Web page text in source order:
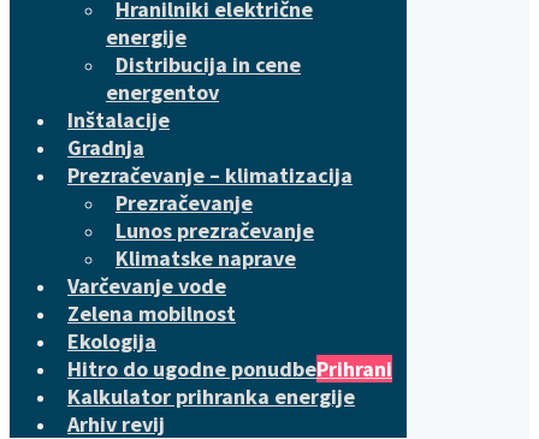
Hranilniki električne
energije
Distribucija in cene
energentov
Inštalacije
Gradnja
Prezračevanje – klimatizacija
Prezračevanje
Lunos prezračevanje
Klimatske naprave
Varčevanje vode
Zelena mobilnost
Ekologija
Hitro do ugodne ponudbePrihrani
Kalkulator prihranka energije
Arhiv revij